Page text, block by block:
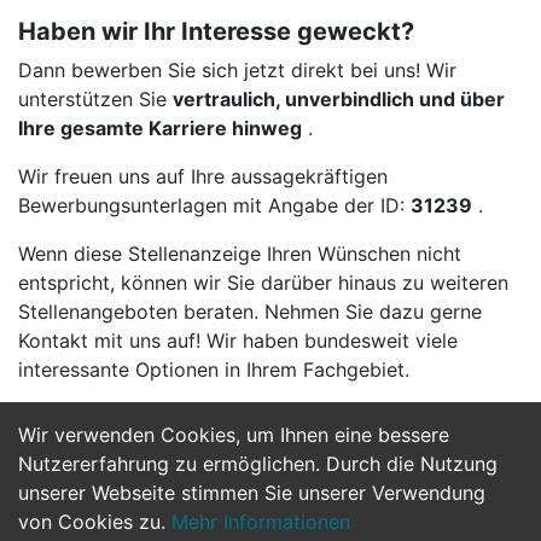
Wir verwenden Cookies, um Ihnen eine bessere
Nutzererfahrung zu ermöglichen. Durch die Nutzung
unserer Webseite stimmen Sie unserer Verwendung
von Cookies zu. Mehr Informationen
Haben wir Ihr Interesse geweckt?
Dann bewerben Sie sich jetzt direkt bei uns! Wir
unterstützen Sie vertraulich, unverbindlich und über
Ihre gesamte Karriere hinweg .
Wir freuen uns auf Ihre aussagekräftigen
Bewerbungsunterlagen mit Angabe der ID: 31239 .
Wenn diese Stellenanzeige Ihren Wünschen nicht
entspricht, können wir Sie darüber hinaus zu weiteren
Stellenangeboten beraten. Nehmen Sie dazu gerne
Kontakt mit uns auf! Wir haben bundesweit viele
interessante Optionen in Ihrem Fachgebiet.
Jetzt Bewerben